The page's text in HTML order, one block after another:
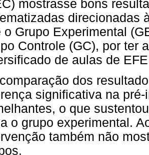
mostrasse bons
direcionadas
o Grupo Experimental
Controle (GC), por ter
de aulas de
dos
significativa na
o que
o grupo experimental.
também não